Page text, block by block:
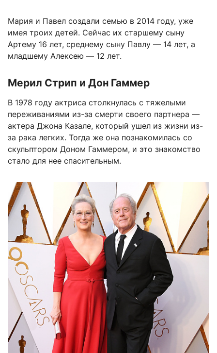
Мария и Павел создали семью в 2014 году, уже
имея троих детей. Сейчас их старшему сыну
Артему 16 лет, среднему сыну Павлу — 14 лет, а
младшему Алексею — 12 лет.
Мерил Стрип и Дон Гаммер
В 1978 году актриса столкнулась с тяжелыми
переживаниями из-за смерти своего партнера —
актера Джона Казале, который ушел из жизни из-
за рака легких. Тогда же она познакомилась со
скульптором Доном Гаммером, и это знакомство
стало для нее спасительным.